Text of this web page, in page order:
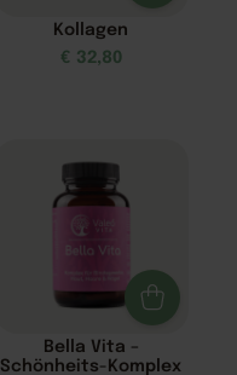
Kollagen
€ 32,80
Bella Vita –
Schönheits-Komplex